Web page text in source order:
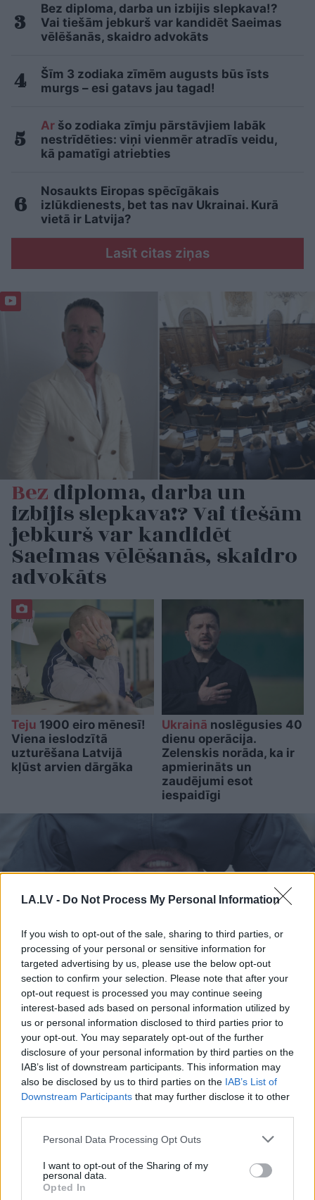
LA.LV - Do Not Process My Personal Information
If you wish to opt-out of the sale, sharing to third parties, or
processing of your personal or sensitive information for
targeted advertising by us, please use the below opt-out
section to confirm your selection. Please note that after your
opt-out request is processed you may continue seeing
interest-based ads based on personal information utilized by
us or personal information disclosed to third parties prior to
your opt-out. You may separately opt-out of the further
disclosure of your personal information by third parties on the
IAB’s list of downstream participants. This information may
also be disclosed by us to third parties on the IAB’s List of
Downstream Participants that may further disclose it to other
Please note that this website/app uses one or more Google
not limited to your visit or usage behaviour. You may click to
grant or deny consent to Google and its third-party tags to
use your data for below specified purposes in below Google
Personal Data Processing Opt Outs
I want to opt-out of the Sharing of my
personal data.
Opted In
Bez diploma, darba un izbijis slepkava!?
Vai tiešām jebkurš var kandidēt Saeimas
vēlēšanās, skaidro advokāts
Šīm 3 zodiaka zīmēm augusts būs īsts
murgs – esi gatavs jau tagad!
Ar šo zodiaka zīmju pārstāvjiem labāk
nestrīdēties: viņi vienmēr atradīs veidu,
kā pamatīgi atriebties
Nosaukts Eiropas spēcīgākais
izlūkdienests, bet tas nav Ukrainai. Kurā
vietā ir Latvija?
Lasīt citas ziņas
Bezdiploma, darba un
izbijis slepkava!? Vai tiešām
jebkurš var kandidēt
Saeimas vēlēšanās, skaidro
advokāts
Teju 1900 eiro mēnesī!
Viena ieslodzītā
uzturēšana Latvijā
kļūst arvien dārgāka
Ukrainā noslēgusies 40
dienu operācija.
Zelenskis norāda, ka ir
apmierināts un
zaudējumi esot
iespaidīgi
TESTS. Ja vari izlasīt
vārdus, kas apgriezti
augšpēdus, ar tevi
pagaidām viss ir kārtībā